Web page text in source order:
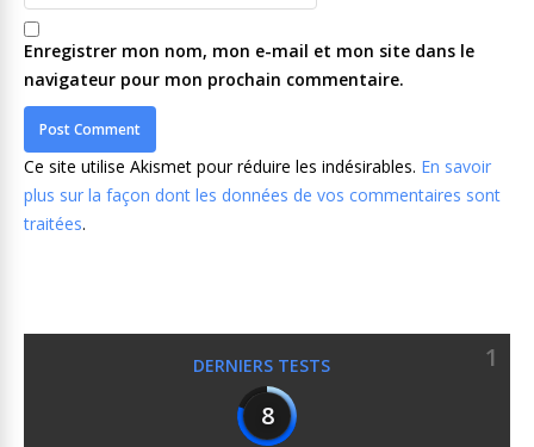
Enregistrer mon nom, mon e-mail et mon site dans le
navigateur pour mon prochain commentaire.
Ce site utilise Akismet pour réduire les indésirables. En savoir
plus sur la façon dont les données de vos commentaires sont
traitées.
DERNIERS TESTS
1
8